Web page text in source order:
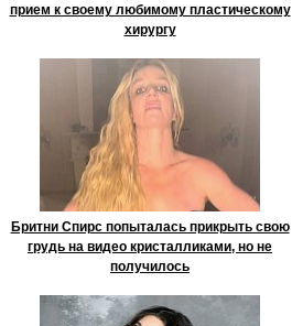
прием к своему любимому пластическому
хирургу
Бритни Спирс попыталась прикрыть свою
грудь на видео кристалликами, но не
получилось